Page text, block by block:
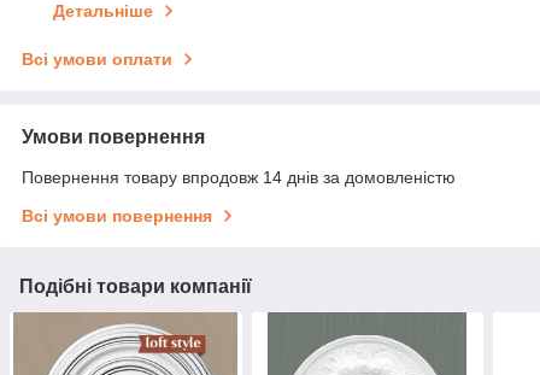
Детальніше
Всі умови оплати
Умови повернення
Повернення товару впродовж 14 днів за домовленістю
Всі умови повернення
Подібні товари компанії